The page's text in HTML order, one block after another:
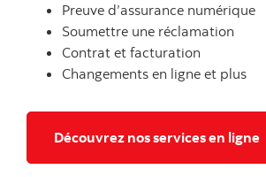
Preuve d’assurance numérique
Soumettre une réclamation
Contrat et facturation
Changements en ligne et plus
Découvrez nos services en ligne